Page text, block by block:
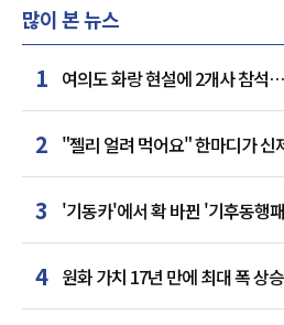
많이 본 뉴스
1 여의도 화랑 현설에 2개사 참석
거점 확보하나
2 "젤리 얼려 먹어요" 한마디가
된 SNS
3
'기동카'에서 확 바뀐 '기후동행
카드사 경쟁
4 원화 가치 17년 만에 최대 폭 상